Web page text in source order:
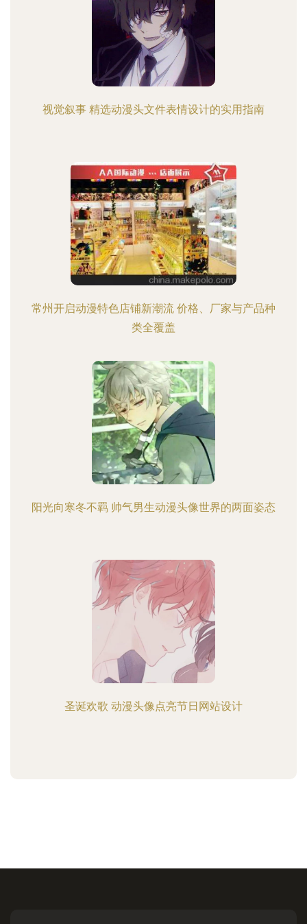
视觉叙事 精选动漫头文件表情设计的实用指南
常州开启动漫特色店铺新潮流 价格、厂家与产品种
类全覆盖
阳光向寒冬不羁 帅气男生动漫头像世界的两面姿态
圣诞欢歌 动漫头像点亮节日网站设计